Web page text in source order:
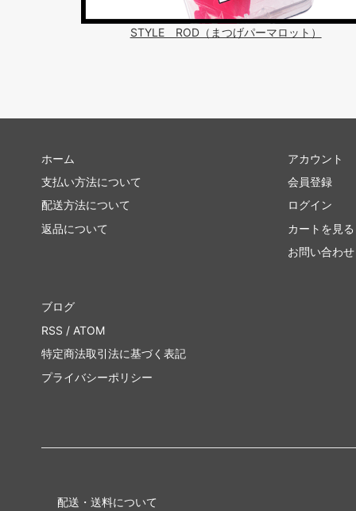
STYLE ROD（まつげパーマロット）
ホーム
支払い方法について
配送方法について
返品について
アカウント
会員登録
ログイン
カートを見る
お問い合わせ
ブログ
RSS / ATOM
特定商法取引法に基づく表記
プライバシーポリシー
配送・送料について